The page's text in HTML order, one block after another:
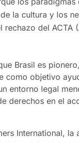
la cultura y los
del ACTA
Brasil es
como objetivo
entorno legal
derechos en el
International, la